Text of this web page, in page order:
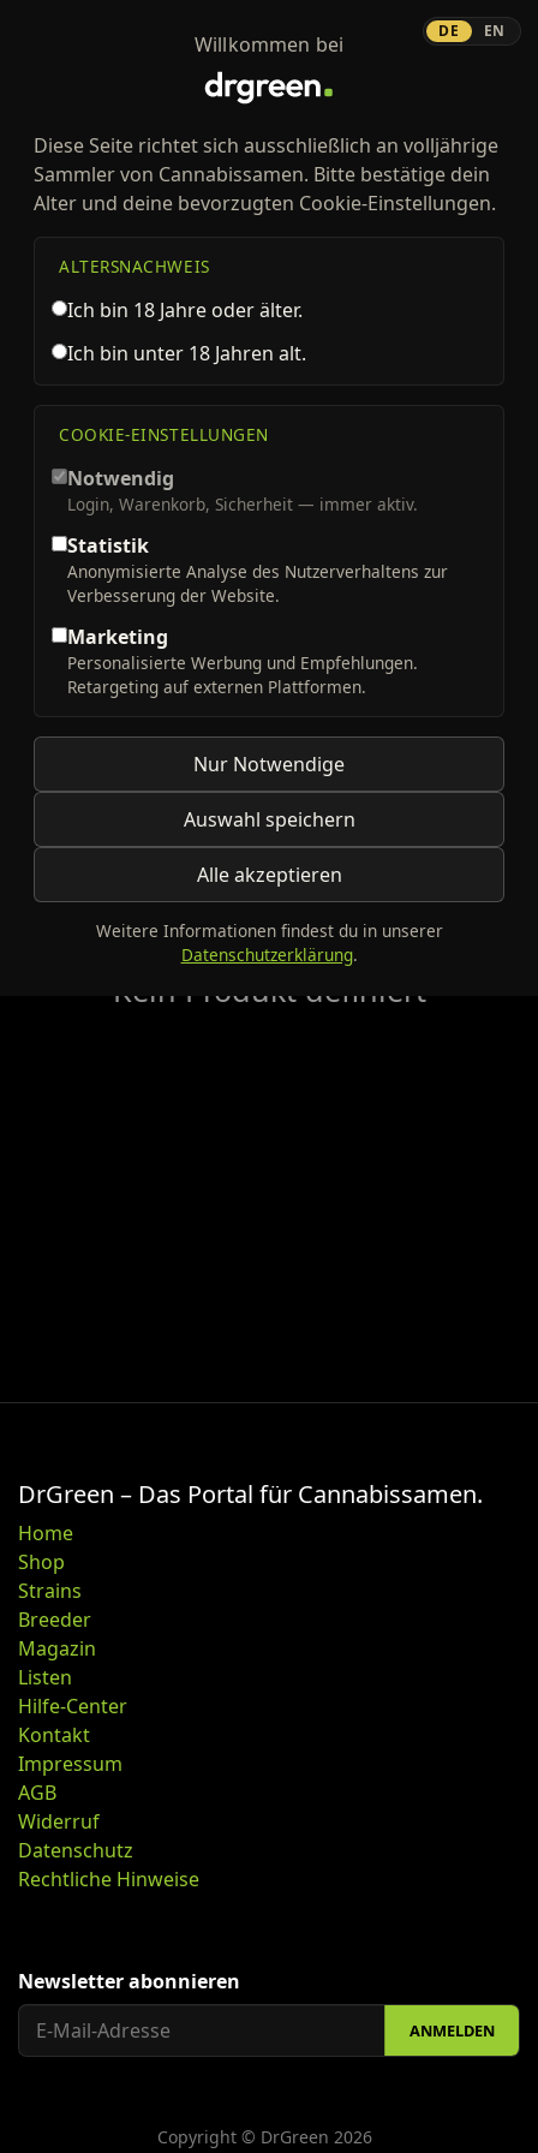
Humboldt Seed Co.
Sortieren nach
Kein Produkt definiert
DrGreen – Das Portal für Cannabissamen.
Home
Shop
Strains
Breeder
Magazin
Listen
Hilfe-Center
Kontakt
Impressum
AGB
Widerruf
Datenschutz
Rechtliche Hinweise
Newsletter abonnieren
ANMELDEN
Copyright © DrGreen 2026
DE EN
Willkommen bei
Diese Seite richtet sich ausschließlich an volljährige
Sammler von Cannabissamen. Bitte bestätige dein
Alter und deine bevorzugten Cookie-Einstellungen.
ALTERSNACHWEIS
Ich bin 18 Jahre oder älter.
Ich bin unter 18 Jahren alt.
COOKIE-EINSTELLUNGEN
Notwendig
Login, Warenkorb, Sicherheit — immer aktiv.
Statistik
Anonymisierte Analyse des Nutzerverhaltens zur
Verbesserung der Website.
Marketing
Personalisierte Werbung und Empfehlungen.
Retargeting auf externen Plattformen.
Nur Notwendige
Auswahl speichern
Alle akzeptieren
Weitere Informationen findest du in unserer
Datenschutzerklärung.